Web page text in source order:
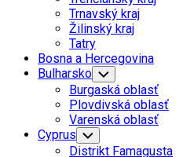
Trnavský kraj
Žilinský kraj
Tatry
Bosna a Hercegovina
Current
Page
Parent
Bulharsko Toggle
Child
Menu
Current
Page
Parent
Burgaská oblasť
Plovdivská oblasť
Varenská oblasť
Cyprus Toggle
Child
Distrikt Famagusta